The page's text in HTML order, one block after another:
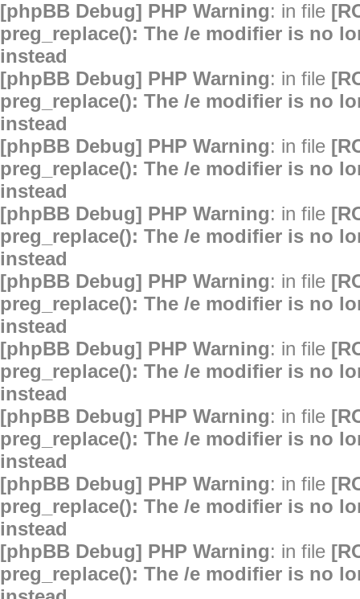
[phpBB Debug] PHP Warning: in file
preg_replace(): The /e modifier is no
instead
[phpBB Debug] PHP Warning: in file
preg_replace(): The /e modifier is no
instead
[phpBB Debug] PHP Warning: in file
preg_replace(): The /e modifier is no
instead
[phpBB Debug] PHP Warning: in file
preg_replace(): The /e modifier is no
instead
[phpBB Debug] PHP Warning: in file
preg_replace(): The /e modifier is no
instead
[phpBB Debug] PHP Warning: in file
preg_replace(): The /e modifier is no
instead
[phpBB Debug] PHP Warning: in file
preg_replace(): The /e modifier is no
instead
[phpBB Debug] PHP Warning: in file
preg_replace(): The /e modifier is no
instead
[phpBB Debug] PHP Warning: in file
preg_replace(): The /e modifier is no